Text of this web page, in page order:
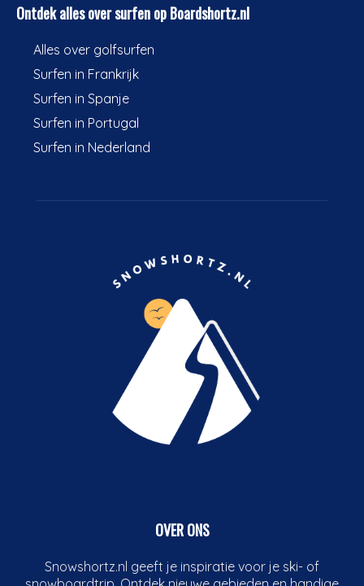
Ontdek alles over surfen op Boardshortz.nl
Alles over golfsurfen
Surfen in Frankrijk
Surfen in Spanje
Surfen in Portugal
Surfen in Nederland
OVER ONS
Snowshortz.nl geeft je inspiratie voor je ski- of